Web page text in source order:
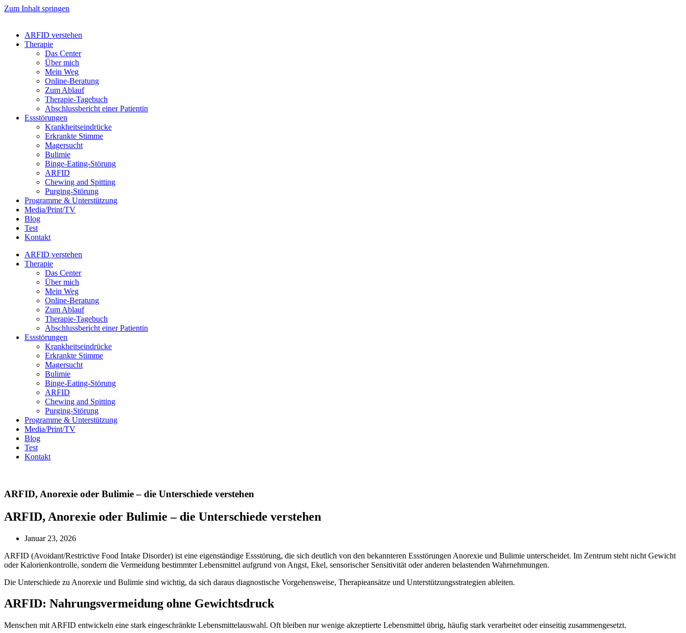
Zum Inhalt springen
ARFID verstehen
Therapie
Das Center
Über mich
Mein Weg
Online-Beratung
Zum Ablauf
Therapie-Tagebuch
Abschlussbericht einer Patientin
Essstörungen
Krankheitseindrücke
Erkrankte Stimme
Magersucht
Bulimie
Binge-Eating-Störung
ARFID
Chewing and Spitting
Purging-Störung
Programme & Unterstützung
Media/Print/TV
Blog
Test
Kontakt
ARFID verstehen
Therapie
Das Center
Über mich
Mein Weg
Online-Beratung
Zum Ablauf
Therapie-Tagebuch
Abschlussbericht einer Patientin
Essstörungen
Krankheitseindrücke
Erkrankte Stimme
Magersucht
Bulimie
Binge-Eating-Störung
ARFID
Chewing and Spitting
Purging-Störung
Programme & Unterstützung
Media/Print/TV
Blog
Test
Kontakt
ARFID, Anorexie oder Bulimie – die Unterschiede verstehen
ARFID, Anorexie oder Bulimie – die Unterschiede verstehen
Januar 23, 2026
ARFID (Avoidant/Restrictive Food Intake Disorder) ist eine eigenständige Essstörung, die sich deutlich von den bekannteren Essstörungen Anorexie und Bulimie unterscheidet. Im Zentrum steht nicht Gewicht
oder Kalorienkontrolle, sondern die Vermeidung bestimmter Lebensmittel aufgrund von Angst, Ekel, sensorischer Sensitivität oder anderen belastenden Wahrnehmungen.
Die Unterschiede zu Anorexie und Bulimie sind wichtig, da sich daraus diagnostische Vorgehensweise, Therapieansätze und Unterstützungsstrategien ableiten.
ARFID: Nahrungsvermeidung ohne Gewichtsdruck
Menschen mit ARFID entwickeln eine stark eingeschränkte Lebensmittelauswahl. Oft bleiben nur wenige akzeptierte Lebensmittel übrig, häufig stark verarbeitet oder einseitig zusammengesetzt.